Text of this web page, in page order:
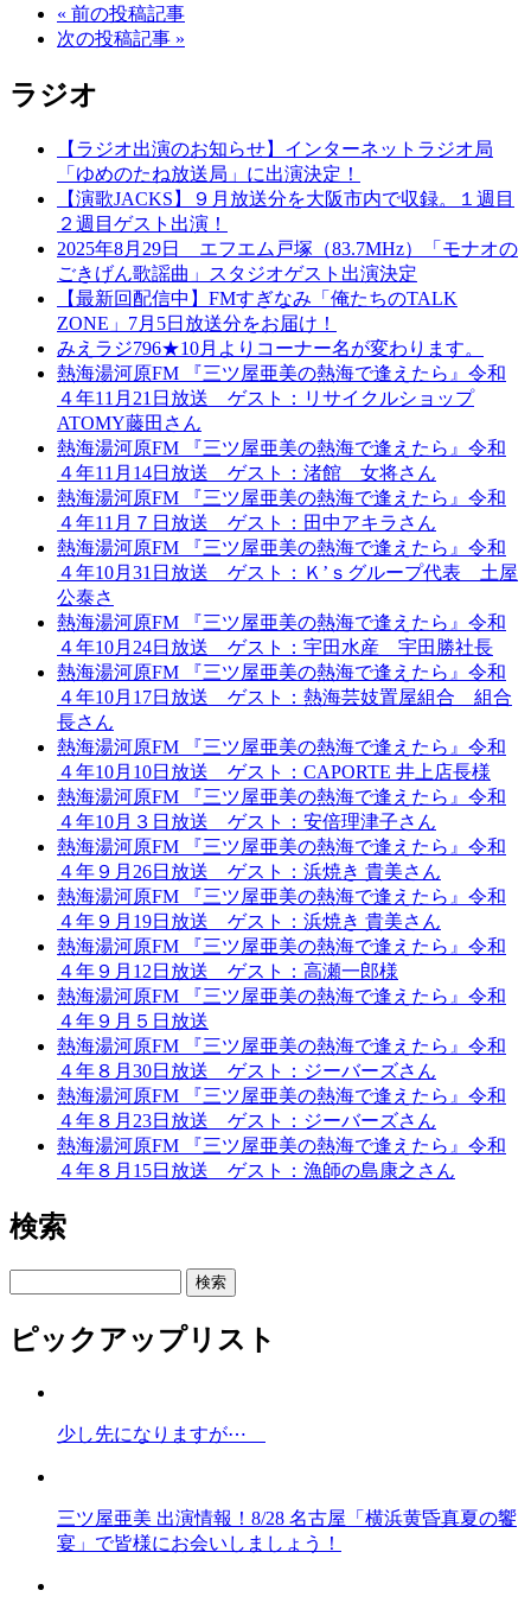
« 前の投稿記事
次の投稿記事 »
ラジオ
【ラジオ出演のお知らせ】インターネットラジオ局
「ゆめのたね放送局」に出演決定！
【演歌JACKS】９月放送分を大阪市内で収録。１週目
２週目ゲスト出演！
2025年8月29日 エフエム戸塚（83.7MHz）「モナオの
ごきげん歌謡曲」スタジオゲスト出演決定
【最新回配信中】FMすぎなみ「俺たちのTALK
ZONE」7月5日放送分をお届け！
みえラジ796★10月よりコーナー名が変わります。
熱海湯河原FM 『三ツ屋亜美の熱海で逢えたら』令和
４年11月21日放送 ゲスト：リサイクルショップ
ATOMY藤田さん
熱海湯河原FM 『三ツ屋亜美の熱海で逢えたら』令和
４年11月14日放送 ゲスト：渚館 女将さん
熱海湯河原FM 『三ツ屋亜美の熱海で逢えたら』令和
４年11月７日放送 ゲスト：田中アキラさん
熱海湯河原FM 『三ツ屋亜美の熱海で逢えたら』令和
４年10月31日放送 ゲスト：Ｋ’ｓグループ代表 土屋
公泰さ
熱海湯河原FM 『三ツ屋亜美の熱海で逢えたら』令和
４年10月24日放送 ゲスト：宇田水産 宇田勝社長
熱海湯河原FM 『三ツ屋亜美の熱海で逢えたら』令和
４年10月17日放送 ゲスト：熱海芸妓置屋組合 組合
長さん
熱海湯河原FM 『三ツ屋亜美の熱海で逢えたら』令和
４年10月10日放送 ゲスト：CAPORTE 井上店長様
熱海湯河原FM 『三ツ屋亜美の熱海で逢えたら』令和
４年10月３日放送 ゲスト：安倍理津子さん
熱海湯河原FM 『三ツ屋亜美の熱海で逢えたら』令和
４年９月26日放送 ゲスト：浜焼き 貴美さん
熱海湯河原FM 『三ツ屋亜美の熱海で逢えたら』令和
４年９月19日放送 ゲスト：浜焼き 貴美さん
熱海湯河原FM 『三ツ屋亜美の熱海で逢えたら』令和
４年９月12日放送 ゲスト：高瀬一郎様
熱海湯河原FM 『三ツ屋亜美の熱海で逢えたら』令和
４年９月５日放送
熱海湯河原FM 『三ツ屋亜美の熱海で逢えたら』令和
４年８月30日放送 ゲスト：ジーバーズさん
熱海湯河原FM 『三ツ屋亜美の熱海で逢えたら』令和
４年８月23日放送 ゲスト：ジーバーズさん
熱海湯河原FM 『三ツ屋亜美の熱海で逢えたら』令和
４年８月15日放送 ゲスト：漁師の島康之さん
検索
検索
ピックアップリスト
少し先になりますが⋯
三ツ屋亜美 出演情報！8/28 名古屋「横浜黄昏真夏の饗
宴」で皆様にお会いしましょう！